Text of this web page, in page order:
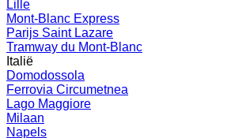
Lille
Mont-Blanc Express
Parijs Saint Lazare
Tramway du Mont-Blanc
Italië
Domodossola
Ferrovia Circumetnea
Lago Maggiore
Milaan
Napels